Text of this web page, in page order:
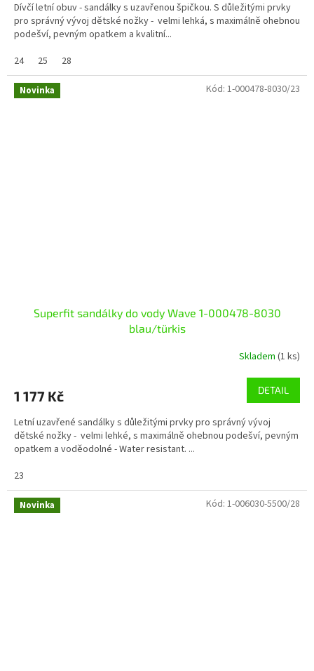
Dívčí letní obuv - sandálky s uzavřenou špičkou. S důležitými prvky
pro správný vývoj dětské nožky - velmi lehká, s maximálně ohebnou
podešví, pevným opatkem a kvalitní...
24
25 28
Novinka
Superfit sandálky do vody Wave 1-000478-8030
blau/türkis
Skladem (1 ks)
1 177 Kč DETAIL
Letní uzavřené sandálky s důležitými prvky pro správný vývoj
dětské nožky - velmi lehké, s maximálně ohebnou podešví, pevným
opatkem a voděodolné - Water resistant. ...
23
Kód: 1-000478-8030/23
Novinka Kód: 1-006030-5500/28